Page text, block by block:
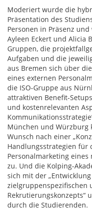
Moderiert wurde die
Präsentation des
Personen in Präsenz
Ayleen Eckert und Alicia
Gruppen, die
Aufgaben und die
aus Bremen sich über
eines externen
die ISO-Gruppe aus
attraktiven Benefit-
und kostenrelevanten
München und Würzburg
Wunsch nach einer
Handlungsstrategien für
Personalmarketing
zu. Und die Kolping-
sich mit der
zielgruppenspezifischen
Rekrutierungskonzepts“
durch die Studierenden.